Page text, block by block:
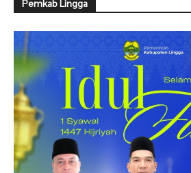
Pemkab Lingga